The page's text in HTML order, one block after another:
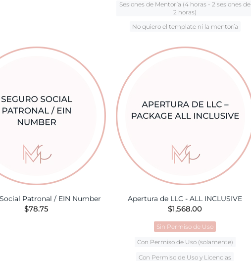
Sesiones de Mentoría (4 horas - 2 sesiones de
2 horas)
No quiero el template ni la mentoría
AÑADIR A LA CESTA
Patronal / EIN Number
$78.75
Apertura de LLC - ALL INCLUSIVE
$1,568.00
Sin Permiso de Uso
Con Permiso de Uso (solamente)
Con Permiso de Uso y Licencias